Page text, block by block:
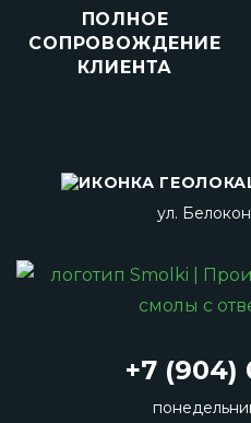
ПОЛНОЕ
СОПРОВОЖДЕНИЕ
КЛИЕНТА
ул.
+7 (904)